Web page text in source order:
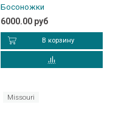
Босоножки
6000.00 руб
В корзину
Missouri